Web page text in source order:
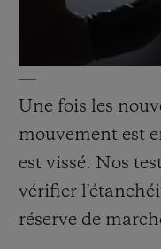
Une fois les
mouvement est
est vissé. Nos
vérifier
réserve de